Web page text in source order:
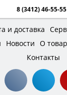
8 (3412) 46-55-55
и доставка
Новости О
Контакты